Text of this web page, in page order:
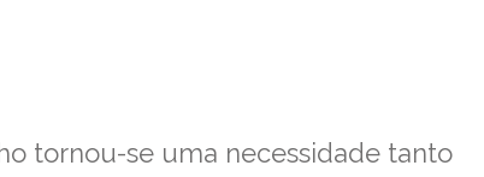
tornou-se uma necessidade tanto